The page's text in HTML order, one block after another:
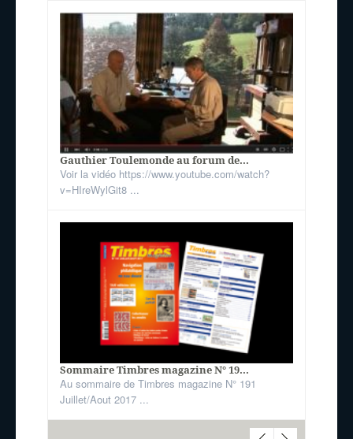
Gauthier Toulemonde au forum de...
Voir la vidéo https://www.youtube.com/watch?
v=HIreWylGit8 ...
Sommaire Timbres magazine N° 19...
Au sommaire de Timbres magazine N° 191
Juillet/Aout 2017 ...